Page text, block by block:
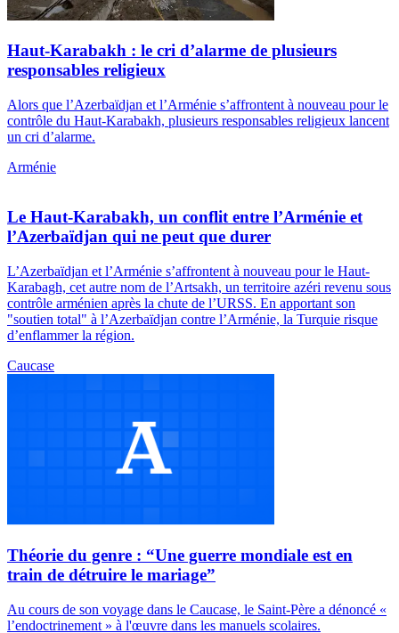
Haut-Karabakh : le cri d’alarme de plusieurs
responsables religieux
Alors que l’Azerbaïdjan et l’Arménie s’affrontent à nouveau pour le
contrôle du Haut-Karabakh, plusieurs responsables religieux lancent
un cri d’alarme.
Arménie
Le Haut-Karabakh, un conflit entre l’Arménie et
l’Azerbaïdjan qui ne peut que durer
L’Azerbaïdjan et l’Arménie s’affrontent à nouveau pour le Haut-
Karabagh, cet autre nom de l’Artsakh, un territoire azéri revenu sous
contrôle arménien après la chute de l’URSS. En apportant son
"soutien total" à l’Azerbaïdjan contre l’Arménie, la Turquie risque
d’enflammer la région.
Caucase
Théorie du genre : “Une guerre mondiale est en
train de détruire le mariage”
Au cours de son voyage dans le Caucase, le Saint-Père a dénoncé «
l’endoctrinement » à l'œuvre dans les manuels scolaires.